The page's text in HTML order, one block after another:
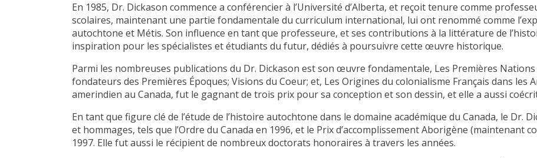
En 1985, Dr. Dickason commence a conférencier à l’Université d’Alberta, et reçoit tenure comme
scolaires, maintenant une partie fondamentale du curriculum international, lui ont renommé comme
autochtone et Métis. Son influence en tant que professeure, et ses contributions à la littérature de
inspiration pour les spécialistes et étudiants du futur, dédiés à poursuivre cette œuvre historique.
Parmi les nombreuses publications du Dr. Dickason est son œuvre fondamentale, Les Premières Nations
fondateurs des Premières Époques; Visions du Coeur; et, Les Origines du colonialisme Français dans les
amerindien au Canada, fut le gagnant de trois prix pour sa conception et son dessin, et elle a aussi
En tant que figure clé de l’étude de l’histoire autochtone dans le domaine académique du Canada, le Dr.
et hommages, tels que l’Ordre du Canada en 1996, et le Prix d’accomplissement Aborigène (maintenant
1997. Elle fut aussi le récipient de nombreux doctorats honoraires à travers les années.